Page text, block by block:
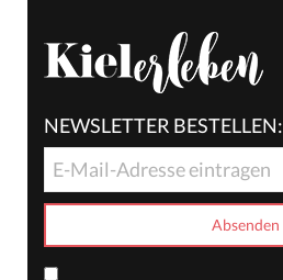
NEWSLETTER BESTELLEN: